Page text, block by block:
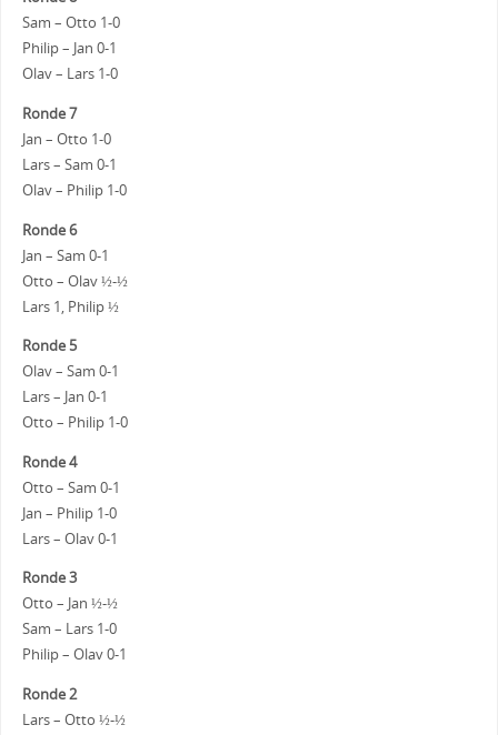
Sam – Otto 1-0
Philip – Jan 0-1
Olav – Lars 1-0
Ronde 7
Jan – Otto 1-0
Lars – Sam 0-1
Olav – Philip 1-0
Ronde 6
Jan – Sam 0-1
Otto – Olav ½-½
Lars 1, Philip ½
Ronde 5
Olav – Sam 0-1
Lars – Jan 0-1
Otto – Philip 1-0
Ronde 4
Otto – Sam 0-1
Jan – Philip 1-0
Lars – Olav 0-1
Ronde 3
Otto – Jan ½-½
Sam – Lars 1-0
Philip – Olav 0-1
Ronde 2
Lars – Otto ½-½